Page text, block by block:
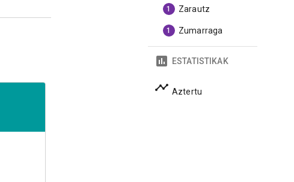
1 Zarautz
1 Zumarraga
ESTATISTIKAK
Aztertu